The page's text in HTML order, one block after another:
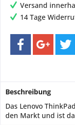
Versand
14 Tage
Beschreibung
Das Lenovo
den Markt und ist